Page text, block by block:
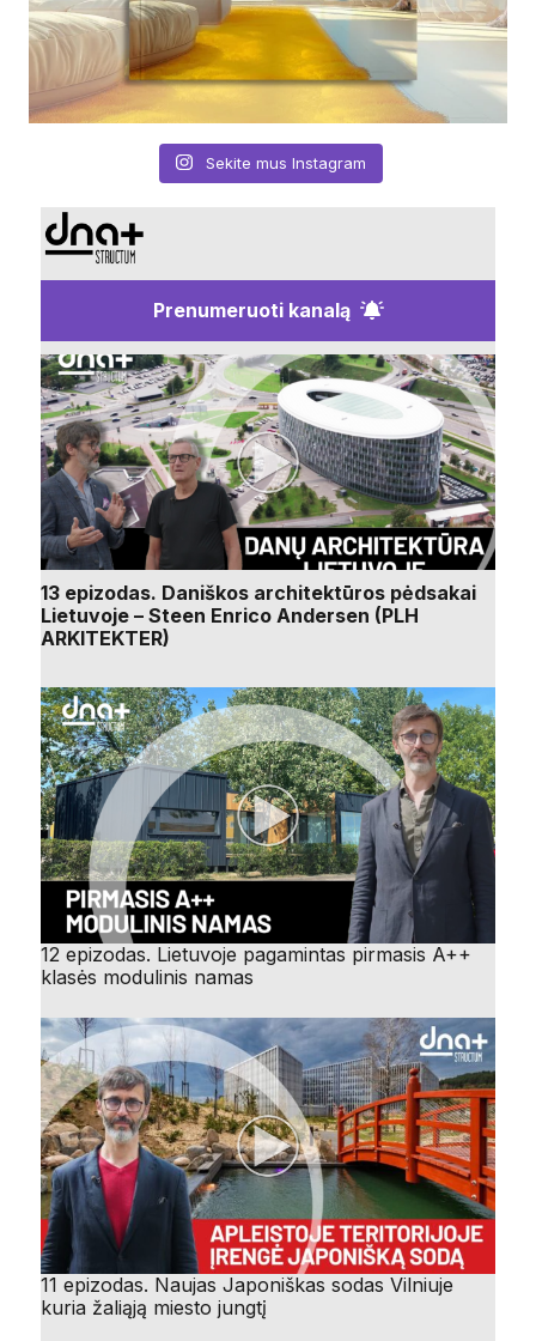
Sekite mus Instagram
Prenumeruoti kanalą
13 epizodas. Daniškos architektūros pėdsakai
Lietuvoje – Steen Enrico Andersen (PLH
ARKITEKTER)
12 epizodas. Lietuvoje pagamintas pirmasis A++
klasės modulinis namas
11 epizodas. Naujas Japoniškas sodas Vilniuje
kuria žaliąją miesto jungtį